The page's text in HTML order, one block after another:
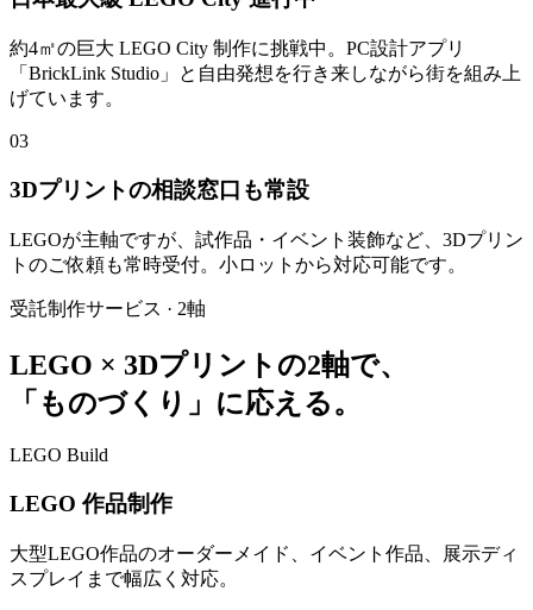
約4㎡の巨大 LEGO City 制作に挑戦中。PC設計アプリ
「BrickLink Studio」と自由発想を行き来しながら街を組み上
げています。
03
3Dプリントの相談窓口も常設
LEGOが主軸ですが、試作品・イベント装飾など、3Dプリン
トのご依頼も常時受付。小ロットから対応可能です。
受託制作サービス · 2軸
LEGO × 3Dプリントの2軸で、
「ものづくり」に応える。
LEGO Build
LEGO 作品制作
大型LEGO作品のオーダーメイド、イベント作品、展示ディ
スプレイまで幅広く対応。